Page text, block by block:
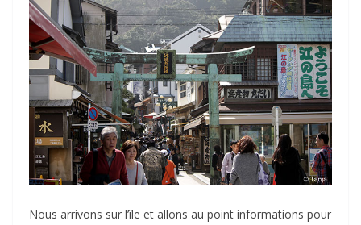
Nous arrivons sur l’île et allons au point informations pour